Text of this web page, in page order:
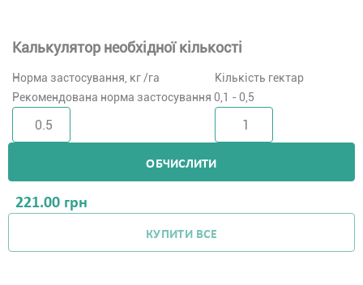
Калькулятор необхідної кількості
Норма застосування, кг /га
Кількість гектар
Рекомендована норма застосування 0,1 - 0,5
ОБЧИСЛИТИ
221.00 грн
КУПИТИ ВСЕ